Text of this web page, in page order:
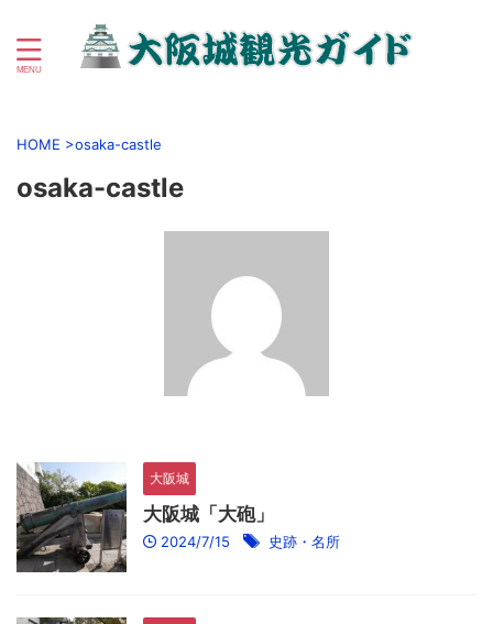
HOME >osaka-castle
osaka-castle
大阪城
大阪城「大砲」
2024/7/15 史跡・名所